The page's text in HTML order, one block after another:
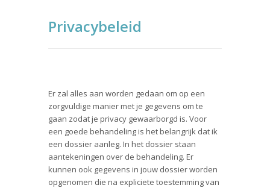
Privacybeleid
Er zal alles aan worden gedaan om op een
zorgvuldige manier met je gegevens om te
gaan zodat je privacy gewaarborgd is. Voor
een goede behandeling is het belangrijk dat ik
een dossier aanleg. In het dossier staan
aantekeningen over de behandeling. Er
kunnen ook gegevens in jouw dossier worden
opgenomen die na expliciete toestemming van